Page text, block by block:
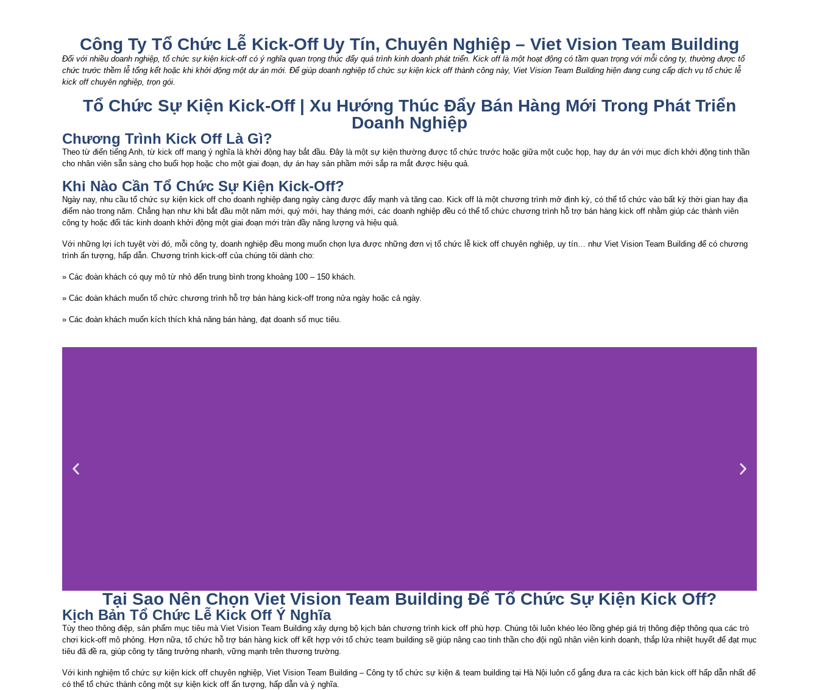
Công Ty Tổ Chức Lễ Kick-Off Uy Tín, Chuyên Nghiệp – Viet Vision Team Building
Đối với nhiều doanh nghiệp, tổ chức sự kiện kick-off có ý nghĩa quan trọng thúc đẩy quá trình kinh doanh phát triển. Kick off là một hoạt động có tầm quan trọng với mỗi công ty, thường được tổ
chức trước thềm lễ tổng kết hoặc khi khởi động một dự án mới. Để giúp doanh nghiệp tổ chức sự kiện kick off thành công này, Viet Vision Team Building hiện đang cung cấp dịch vụ tổ chức lễ
kick off chuyên nghiệp, trọn gói.
Tổ Chức Sự Kiện Kick-Off | Xu Hướng Thúc Đẩy Bán Hàng Mới Trong Phát Triển
Doanh Nghiệp
Chương Trình Kick Off Là Gì?
Theo từ điển tiếng Anh, từ kick off mang ý nghĩa là khởi động hay bắt đầu. Đây là một sự kiện thường được tổ chức trước hoặc giữa một cuộc họp, hay dự án với mục đích khởi động tinh thần
cho nhân viên sẵn sàng cho buổi họp hoặc cho một giai đoạn, dự án hay sản phầm mới sắp ra mắt được hiệu quả.
Khi Nào Cần Tổ Chức Sự Kiện Kick-Off?
Ngày nay, nhu cầu tổ chức sự kiện kick off cho doanh nghiệp đang ngày càng được đẩy mạnh và tăng cao. Kick off là một chương trình mở định kỳ, có thể tổ chức vào bất kỳ thời gian hay địa
điểm nào trong năm. Chẳng hạn như khi bắt đầu một năm mới, quý mới, hay tháng mới, các doanh nghiệp đều có thể tổ chức chương trình hỗ trợ bán hàng kick off nhằm giúp các thành viên
công ty hoặc đối tác kinh doanh khởi động một giai đoạn mới tràn đầy năng lượng và hiệu quả.
Với những lợi ích tuyệt vời đó, mỗi công ty, doanh nghiệp đều mong muốn chọn lựa được những đơn vị tổ chức lễ kick off chuyên nghiệp, uy tín… như Viet Vision Team Building để có chương
trình ấn tượng, hấp dẫn. Chương trình kick-off của chúng tôi dành cho:
» Các đoàn khách có quy mô từ nhỏ đến trung bình trong khoảng 100 – 150 khách.
» Các đoàn khách muốn tổ chức chương trình hỗ trợ bán hàng kick-off trong nửa ngày hoặc cả ngày.
» Các đoàn khách muốn kích thích khả năng bán hàng, đạt doanh số mục tiêu.
Tại Sao Nên Chọn Viet Vision Team Building Để Tổ Chức Sự Kiện Kick Off?
Kịch Bản Tổ Chức Lễ Kick Off Ý Nghĩa
Tùy theo thông điệp, sản phẩm mục tiêu mà Viet Vision Team Building xây dựng bộ kịch bản chương trình kick off phù hợp. Chúng tôi luôn khéo léo lồng ghép giá trị thông điệp thông qua các trò
chơi kick-off mô phỏng. Hơn nữa, tổ chức hỗ trợ bán hàng kick off kết hợp với tổ chức team building sẽ giúp nâng cao tinh thần cho đội ngũ nhân viên kinh doanh, thắp lửa nhiệt huyết để đạt mục
tiêu đã đề ra, giúp công ty tăng trưởng nhanh, vững mạnh trên thương trường.
Với kinh nghiệm tổ chức sự kiện kick off chuyên nghiệp, Viet Vision Team Building – Công ty tổ chức sự kiện & team building tại Hà Nội luôn cố gắng đưa ra các kịch bản kick off hấp dẫn nhất để
có thể tổ chức thành công một sự kiện kick off ấn tượng, hấp dẫn và ý nghĩa.